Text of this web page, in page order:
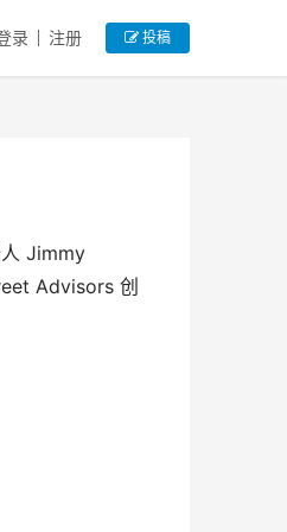
录 注册 投稿
Jimmy
Advisors 创